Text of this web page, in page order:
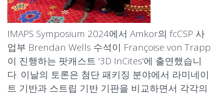
IMAPS Symposium 2024에서 Amkor의 fcCSP 사
업부 Brendan Wells 수석이 Françoise von Trapp
이 진행하는 팟캐스트 '3D InCites'에 출연했습니
다. 이날의 토론은 첨단 패키징 분야에서 라미네이
트 기반과 스트립 기반 기판을 비교하면서 각각의